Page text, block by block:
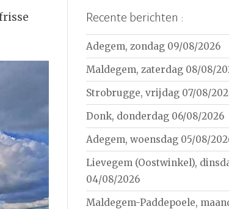
Recente berichten :
Adegem, zondag 09/08/2026
Maldegem, zaterdag 08/08/
Strobrugge, vrijdag 07/08/
Donk, donderdag 06/08/2026
Adegem, woensdag 05/08/
Lievegem (Oostwinkel),
04/08/2026
Maldegem-Paddepoele,